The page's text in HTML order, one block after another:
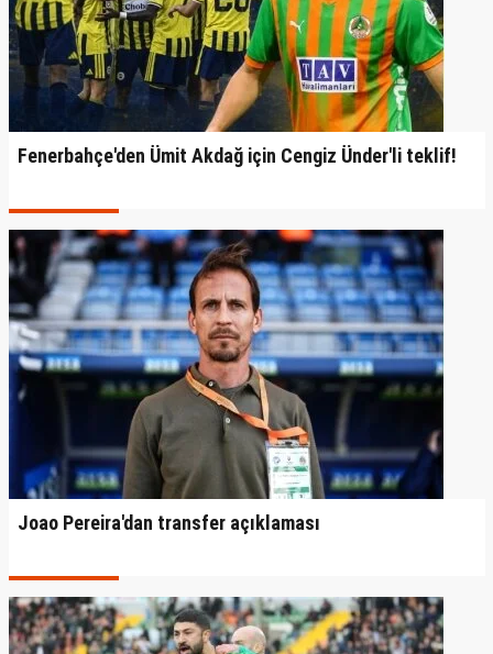
Fenerbahçe'den Ümit Akdağ için Cengiz Ünder'li teklif!
Joao Pereira'dan transfer açıklaması